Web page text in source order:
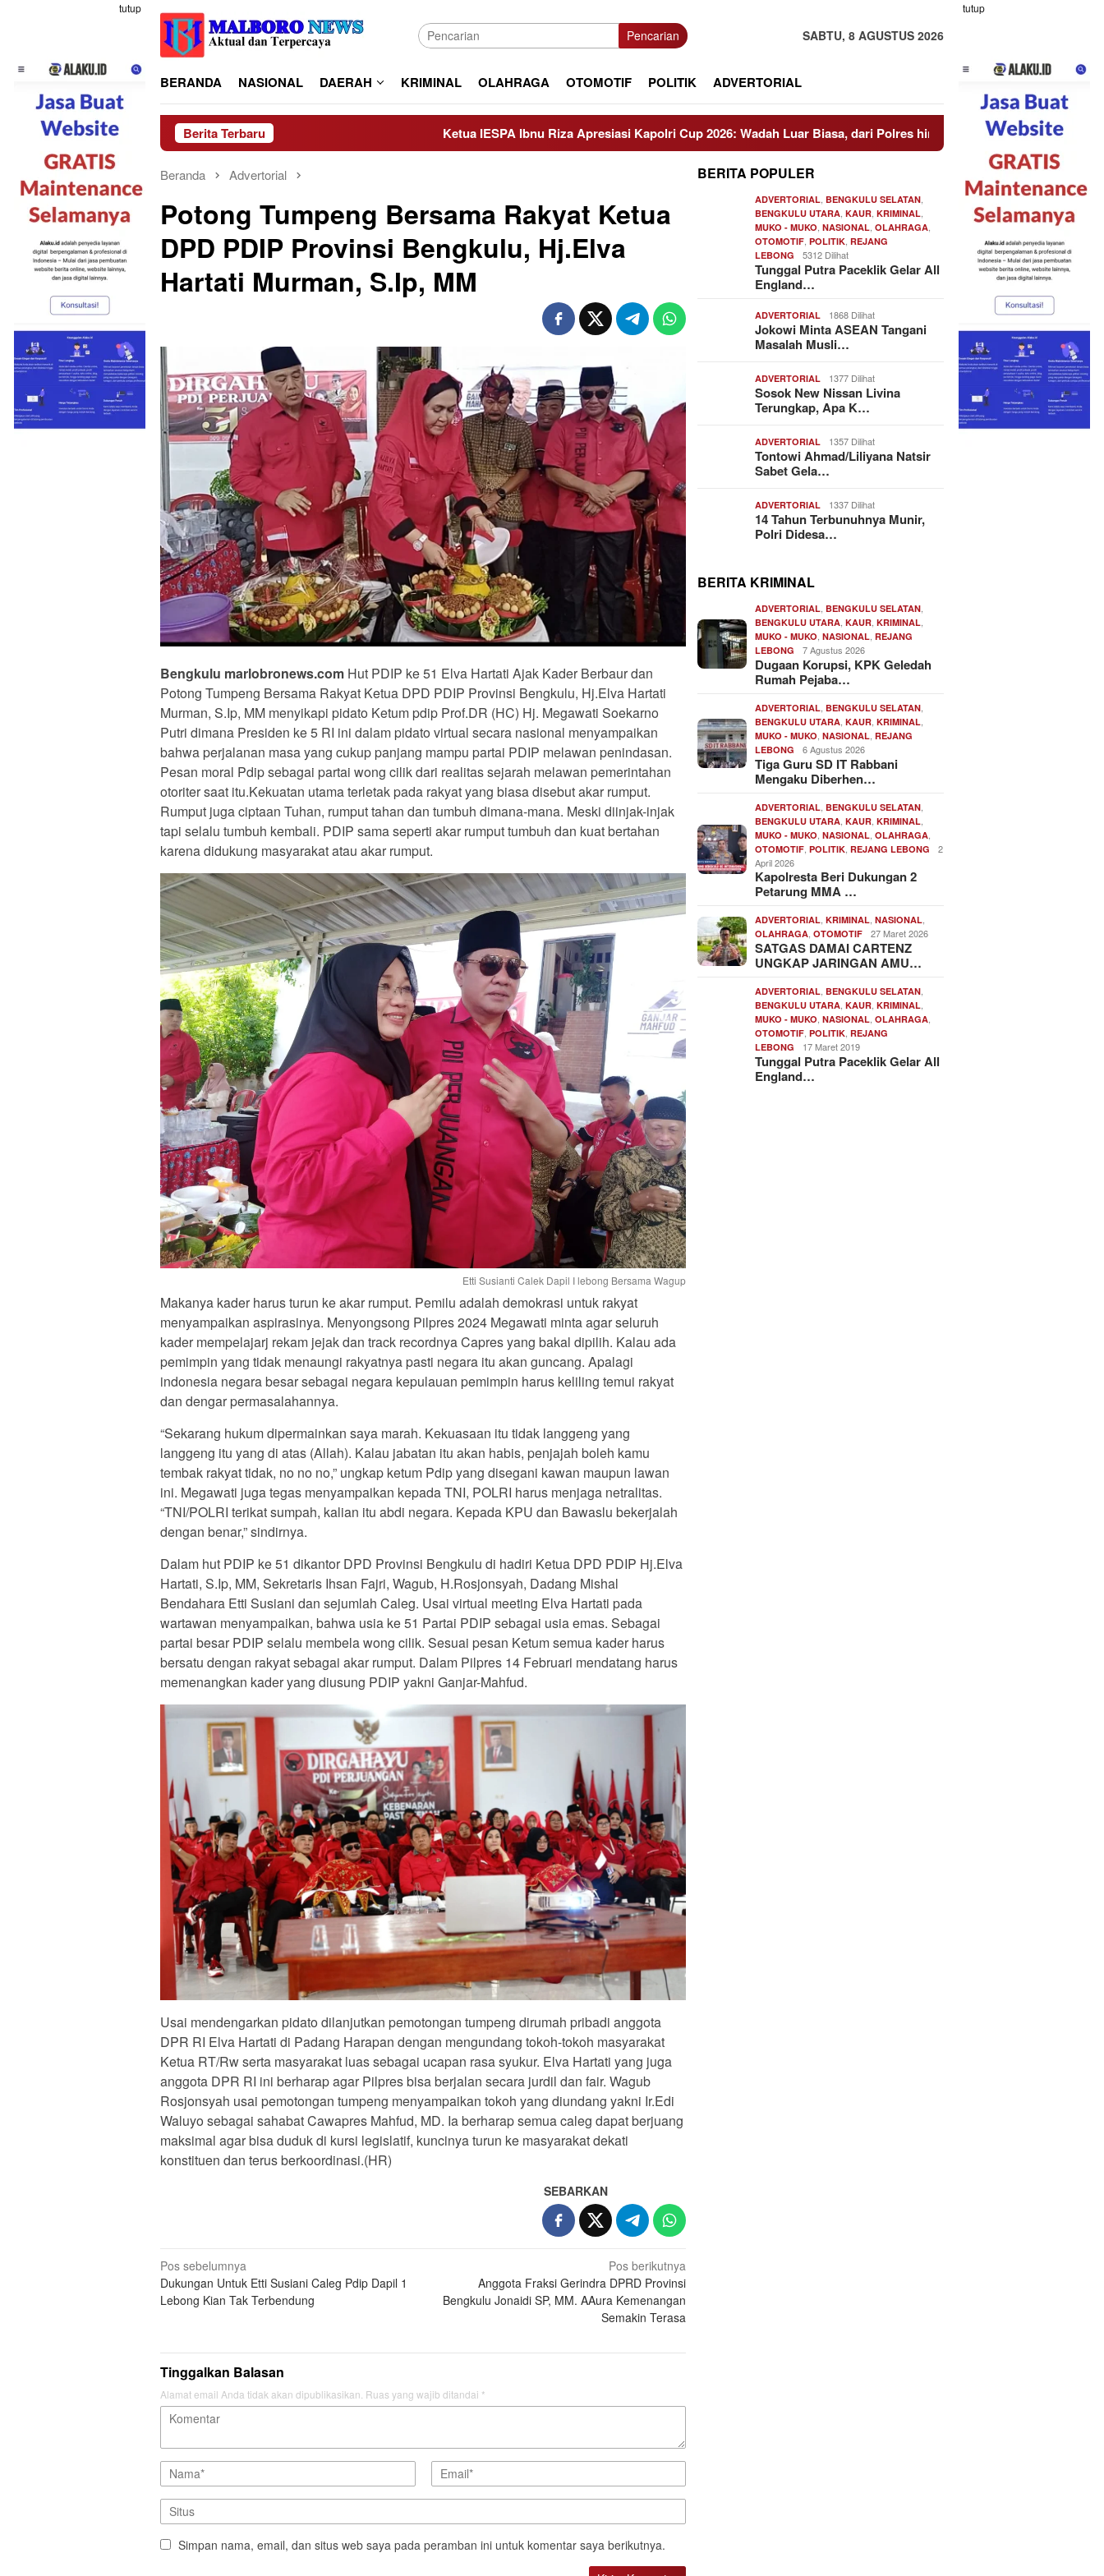
tutup tutup
Pencarian SABTU, 8 AGUSTUS 2026
BERANDA NASIONAL DAERAH KRIMINAL OLAHRAGA OTOMOTIF POLITIK ADVERTORIAL
Berita Terbaru Ketua IESPA Ibnu Riza Apresiasi Kapolri Cup 2026: Wadah Luar Biasa, dari Polres hingga Panggung Nasional Pakar Hukum
Beranda Advertorial
Potong Tumpeng Bersama Rakyat Ketua
DPD PDIP Provinsi Bengkulu, Hj.Elva
Hartati Murman, S.Ip, MM
Bengkulu marlobronews.com Hut PDIP ke 51 Elva Hartati Ajak Kader Berbaur dan
Potong Tumpeng Bersama Rakyat Ketua DPD PDIP Provinsi Bengkulu, Hj.Elva Hartati
Murman, S.Ip, MM menyikapi pidato Ketum pdip Prof.DR (HC) Hj. Megawati Soekarno
Putri dimana Presiden ke 5 RI ini dalam pidato virtual secara nasional menyampaikan
bahwa perjalanan masa yang cukup panjang mampu partai PDIP melawan penindasan.
Pesan moral Pdip sebagai partai wong cilik dari realitas sejarah melawan pemerintahan
otoriter saat itu.Kekuatan utama terletak pada rakyat yang biasa disebut akar rumput.
Rumput juga ciptaan Tuhan, rumput tahan dan tumbuh dimana-mana. Meski diinjak-injak
tapi selalu tumbuh kembali. PDIP sama seperti akar rumput tumbuh dan kuat bertahan
karena didukung masyarakat atau akar rumput.
Etti Susianti Calek Dapil I lebong Bersama Wagup
Makanya kader harus turun ke akar rumput. Pemilu adalah demokrasi untuk rakyat
menyampaikan aspirasinya. Menyongsong Pilpres 2024 Megawati minta agar seluruh
kader mempelajarj rekam jejak dan track recordnya Capres yang bakal dipilih. Kalau ada
pemimpin yang tidak menaungi rakyatnya pasti negara itu akan guncang. Apalagi
indonesia negara besar sebagai negara kepulauan pemimpin harus keliling temui rakyat
dan dengar permasalahannya.
“Sekarang hukum dipermainkan saya marah. Kekuasaan itu tidak langgeng yang
langgeng itu yang di atas (Allah). Kalau jabatan itu akan habis, penjajah boleh kamu
tembak rakyat tidak, no no no,” ungkap ketum Pdip yang disegani kawan maupun lawan
ini. Megawati juga tegas menyampaikan kepada TNI, POLRI harus menjaga netralitas.
“TNI/POLRI terikat sumpah, kalian itu abdi negara. Kepada KPU dan Bawaslu bekerjalah
dengan benar,” sindirnya.
Dalam hut PDIP ke 51 dikantor DPD Provinsi Bengkulu di hadiri Ketua DPD PDIP Hj.Elva
Hartati, S.Ip, MM, Sekretaris Ihsan Fajri, Wagub, H.Rosjonsyah, Dadang Mishal
Bendahara Etti Susiani dan sejumlah Caleg. Usai virtual meeting Elva Hartati pada
wartawan menyampaikan, bahwa usia ke 51 Partai PDIP sebagai usia emas. Sebagai
partai besar PDIP selalu membela wong cilik. Sesuai pesan Ketum semua kader harus
bersatu dengan rakyat sebagai akar rumput. Dalam Pilpres 14 Februari mendatang harus
memenangkan kader yang diusung PDIP yakni Ganjar-Mahfud.
Usai mendengarkan pidato dilanjutkan pemotongan tumpeng dirumah pribadi anggota
DPR RI Elva Hartati di Padang Harapan dengan mengundang tokoh-tokoh masyarakat
Ketua RT/Rw serta masyarakat luas sebagai ucapan rasa syukur. Elva Hartati yang juga
anggota DPR RI ini berharap agar Pilpres bisa berjalan secara jurdil dan fair. Wagub
Rosjonsyah usai pemotongan tumpeng menyampaikan tokoh yang diundang yakni Ir.Edi
Waluyo sebagai sahabat Cawapres Mahfud, MD. Ia berharap semua caleg dapat berjuang
maksimal agar bisa duduk di kursi legislatif, kuncinya turun ke masyarakat dekati
konstituen dan terus berkoordinasi.(HR)
SEBARKAN
Navigasi
pos
Pos sebelumnya
Dukungan Untuk Etti Susiani Caleg Pdip Dapil 1
Lebong Kian Tak Terbendung
Pos berikutnya
Anggota Fraksi Gerindra DPRD Provinsi
Bengkulu Jonaidi SP, MM. AAura Kemenangan
Semakin Terasa
Tinggalkan Balasan
Alamat email Anda tidak akan dipublikasikan. Ruas yang wajib ditandai *
Simpan nama, email, dan situs web saya pada peramban ini untuk komentar saya berikutnya.
BERITA POPULER
ADVERTORIAL ,BENGKULU SELATAN
BENGKULU UTARA ,KAUR ,KRIMINAL
MUKO - MUKO ,NASIONAL ,OLAHRAGA
OTOMOTIF ,POLITIK ,REJANG
LEBONG
5312 Dilihat
Tunggal Putra Paceklik Gelar All
England…
ADVERTORIAL 1868 Dilihat
Jokowi Minta ASEAN Tangani
Masalah Musli…
ADVERTORIAL 1377 Dilihat
Sosok New Nissan Livina
Terungkap, Apa K…
ADVERTORIAL 1357 Dilihat
Tontowi Ahmad/Liliyana Natsir
Sabet Gela…
ADVERTORIAL 1337 Dilihat
14 Tahun Terbunuhnya Munir,
Polri Didesa…
BERITA KRIMINAL
ADVERTORIAL ,BENGKULU SELATAN
BENGKULU UTARA ,KAUR ,KRIMINAL
MUKO - MUKO ,NASIONAL ,REJANG
LEBONG
7 Agustus 2026
Dugaan Korupsi, KPK Geledah
Rumah Pejaba…
ADVERTORIAL ,BENGKULU SELATAN
BENGKULU UTARA ,KAUR ,KRIMINAL
MUKO - MUKO ,NASIONAL ,REJANG
LEBONG
6 Agustus 2026
Tiga Guru SD IT Rabbani
Mengaku Diberhen…
ADVERTORIAL ,BENGKULU SELATAN
BENGKULU UTARA ,KAUR ,KRIMINAL
MUKO - MUKO ,NASIONAL ,OLAHRAGA
OTOMOTIF ,POLITIK ,REJANG LEBONG
2
April 2026
Kapolresta Beri Dukungan 2
Petarung MMA …
ADVERTORIAL ,KRIMINAL ,NASIONAL
OLAHRAGA ,OTOMOTIF 27 Maret 2026
SATGAS DAMAI CARTENZ
UNGKAP JARINGAN AMU…
ADVERTORIAL ,BENGKULU SELATAN
BENGKULU UTARA ,KAUR ,KRIMINAL
MUKO - MUKO ,NASIONAL ,OLAHRAGA
OTOMOTIF ,POLITIK ,REJANG
LEBONG
17 Maret 2019
Tunggal Putra Paceklik Gelar All
England…